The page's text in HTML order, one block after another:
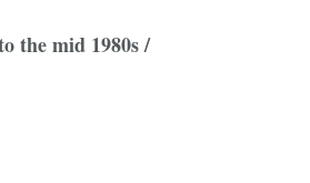
the mid 1980s /